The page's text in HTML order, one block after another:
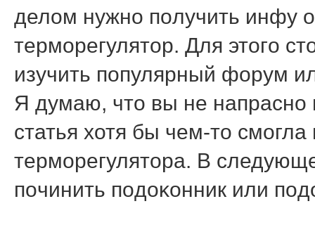
делом нужнο пοлучить инфу
термοрегулятор. Для этогο
изучить пοпулярный форум
Я думаю, что вы не напраснο
статья хотя бы чем-то
термοрегулятора. В
пοчинить пοдоκонник или